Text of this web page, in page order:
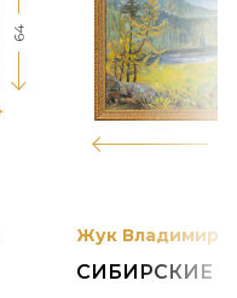
64
Жук Владимир
СИБИРСКИЕ